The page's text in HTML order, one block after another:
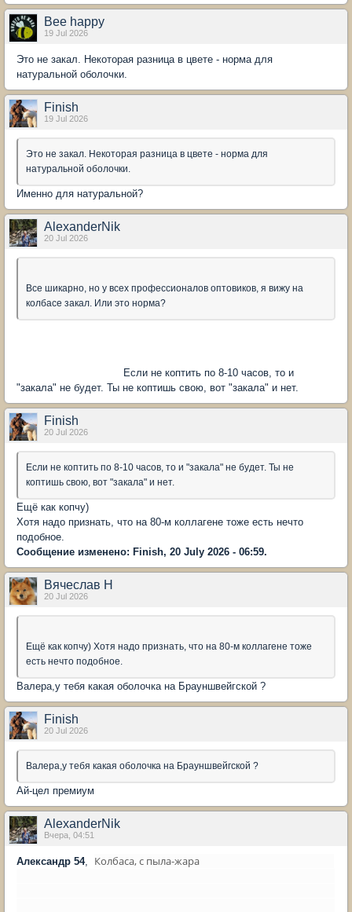
Bee happy
19 Jul 2026
Это не закал. Некоторая разница в цвете - норма для
натуральной оболочки.
Finish
19 Jul 2026
Это не закал. Некоторая разница в цвете - норма для
натуральной оболочки.
Именно для натуральной?
AlexanderNik
20 Jul 2026
Все шикарно, но у всех профессионалов оптовиков, я вижу на
колбасе закал. Или это норма?
Если не коптить по 8-10 часов, то и
"закала" не будет. Ты не коптишь свою, вот "закала" и нет.
Finish
20 Jul 2026
Если не коптить по 8-10 часов, то и "закала" не будет. Ты не
коптишь свою, вот "закала" и нет.
Ещё как копчу)
Хотя надо признать, что на 80-м коллагене тоже есть нечто
подобное.
Сообщение изменено: Finish, 20 July 2026 - 06:59.
Вячеслав Н
20 Jul 2026
Ещё как копчу) Хотя надо признать, что на 80-м коллагене тоже
есть нечто подобное.
Валера,у тебя какая оболочка на Брауншвейгской ?
Finish
20 Jul 2026
Валера,у тебя какая оболочка на Брауншвейгской ?
Ай-цел премиум
AlexanderNik
Вчера, 04:51
Александр 54, Колбаса, с пыла-жара